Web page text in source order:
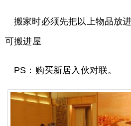
搬家时必须先把以上物品放
可搬进屋
PS：购买新居入伙对联。